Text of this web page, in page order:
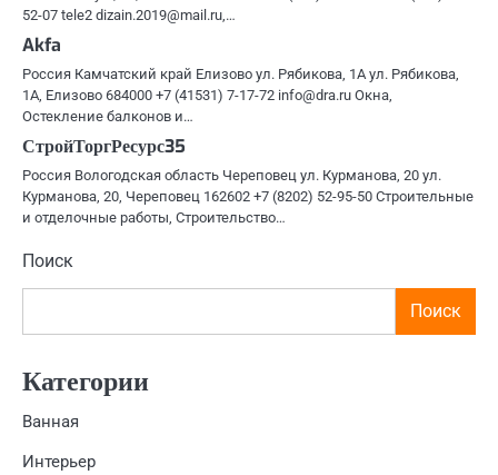
52-07 tele2 dizain.2019@mail.ru,…
Akfa
Россия Камчатский край Елизово ул. Рябикова, 1А ул. Рябикова,
1А, Елизово 684000 +7 (41531) 7-17-72 info@dra.ru Окна,
Остекление балконов и…
СтройТоргРесурс35
Россия Вологодская область Череповец ул. Курманова, 20 ул.
Курманова, 20, Череповец 162602 +7 (8202) 52-95-50 Строительные
и отделочные работы, Строительство…
Поиск
Поиск
Категории
Ванная
Интерьер